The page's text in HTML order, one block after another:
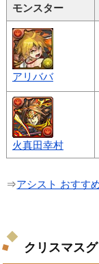
モンスター
アリババ
火真田幸村
⇒アシスト おすす
クリスマス